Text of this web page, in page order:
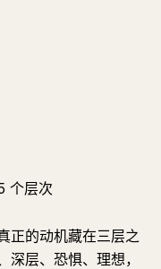
个层次
正的动机藏在三层之
层、恐惧、理想，